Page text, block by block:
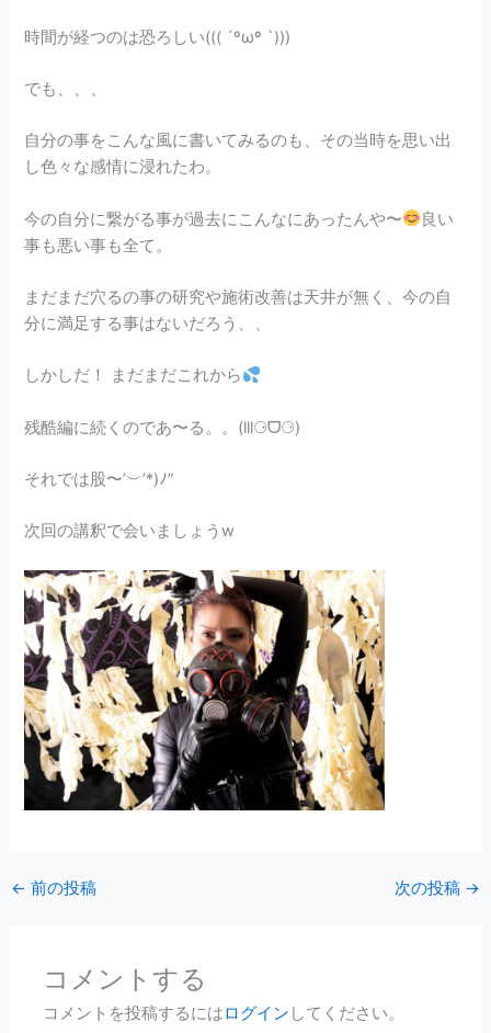
時間が経つのは恐ろしい((( ´ºωº `)))
でも、、、
自分の事をこんな風に書いてみるのも、その当時を思い出
し色々な感情に浸れたわ。
今の自分に繋がる事が過去にこんなにあったんや〜
良い
事も悪い事も全て。
まだまだ穴るの事の研究や施術改善は天井が無く、今の自
分に満足する事はないだろう、、
しかしだ！ まだまだこれから
残酷編に続くのであ〜る。。(lll⚆ᗜ⚆)
それでは股〜’︶’*)ﾉ”
次回の講釈で会いましょうw
← 前の投稿 次の投稿 →
コメントする
コメントを投稿するにはログイン してください。